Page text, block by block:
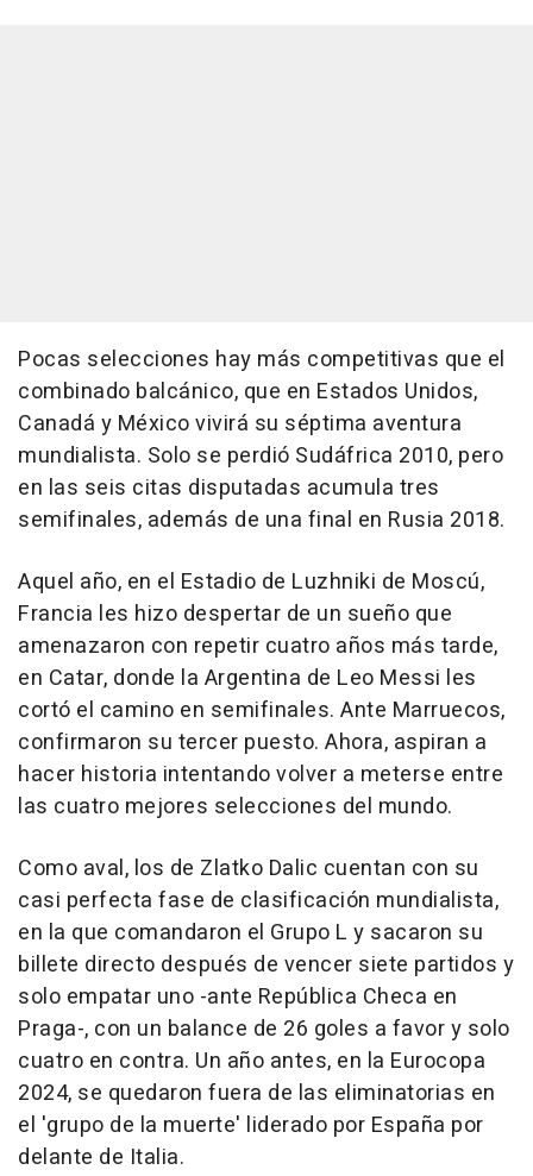
Pocas selecciones hay más competitivas que el
combinado balcánico, que en Estados Unidos,
Canadá y México vivirá su séptima aventura
mundialista. Solo se perdió Sudáfrica 2010, pero
en las seis citas disputadas acumula tres
semifinales, además de una final en Rusia 2018.
Aquel año, en el Estadio de Luzhniki de Moscú,
Francia les hizo despertar de un sueño que
amenazaron con repetir cuatro años más tarde,
en Catar, donde la Argentina de Leo Messi les
cortó el camino en semifinales. Ante Marruecos,
confirmaron su tercer puesto. Ahora, aspiran a
hacer historia intentando volver a meterse entre
las cuatro mejores selecciones del mundo.
Como aval, los de Zlatko Dalic cuentan con su
casi perfecta fase de clasificación mundialista,
en la que comandaron el Grupo L y sacaron su
billete directo después de vencer siete partidos y
solo empatar uno -ante República Checa en
Praga-, con un balance de 26 goles a favor y solo
cuatro en contra. Un año antes, en la Eurocopa
2024, se quedaron fuera de las eliminatorias en
el 'grupo de la muerte' liderado por España por
delante de Italia.